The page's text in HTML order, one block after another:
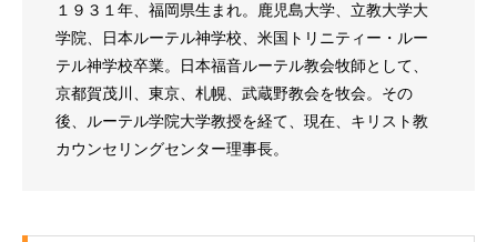
１９３１年、福岡県生まれ。鹿児島大学、立教大学大
学院、日本ルーテル神学校、米国トリニティー・ルー
テル神学校卒業。日本福音ルーテル教会牧師として、
京都賀茂川、東京、札幌、武蔵野教会を牧会。その
後、ルーテル学院大学教授を経て、現在、キリスト教
カウンセリングセンター理事長。